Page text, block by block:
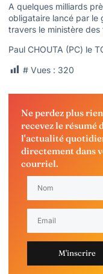
A quelques milliards
obligataire lancé par le
travers le ministère des
Paul CHOUTA (PC) le
# Vues : 320
Ne perdez plus
recevez le résumé
l'actualité
directement dans
courriel.
M'inscrire